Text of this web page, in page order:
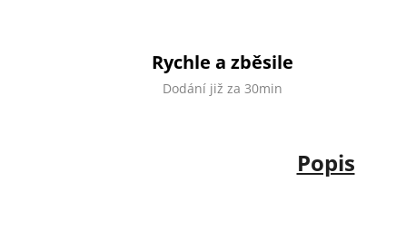
Rychle a zběsile
Dodání již za 30min
Popis